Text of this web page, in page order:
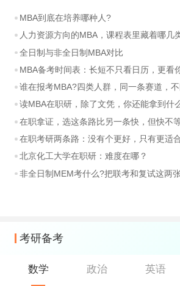
MBA到底在培养哪种人?
人力资源方向的MBA，课程表里藏着哪几
全日制与非全日制MBA对比
MBA备考时间表：长短不只看日历，更看
谁在报考MBA?四类人群，同一条赛道，
读MBA在职研，除了文凭，你还能拿到什
在职拿证，选这条路比另一条快，但快不
在职考研两条路：没有个更好，只有更适
北京化工大学在职研：难度在哪？
非全日制MEM考什么?把联考和复试这两
考研备考
数学 政治 英语